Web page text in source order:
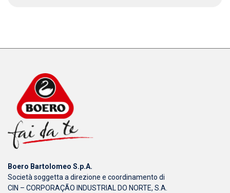
Boero Bartolomeo S.p.A.
Società soggetta a direzione e coordinamento di
CIN – CORPORAÇÃO INDUSTRIAL DO NORTE, S.A.